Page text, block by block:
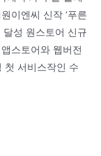
이엔씨 신작 ‘푸른
달성 원스토어 신규
스토어와 웹버전
첫 서비스작인 수